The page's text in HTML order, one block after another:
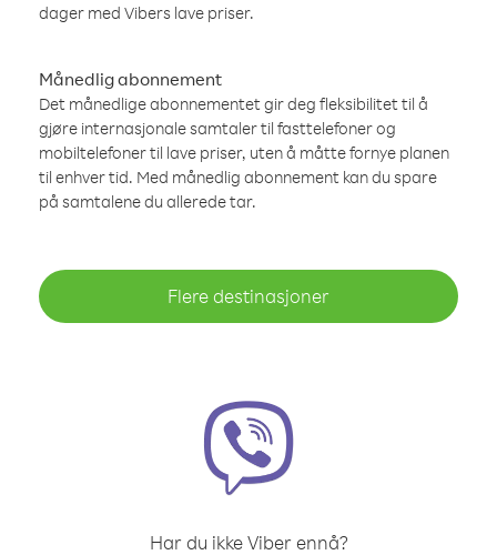
dager med Vibers lave priser.
Månedlig abonnement
Det månedlige abonnementet gir deg fleksibilitet til å
gjøre internasjonale samtaler til fasttelefoner og
mobiltelefoner til lave priser, uten å måtte fornye planen
til enhver tid. Med månedlig abonnement kan du spare
på samtalene du allerede tar.
Flere destinasjoner
Har du ikke Viber ennå?